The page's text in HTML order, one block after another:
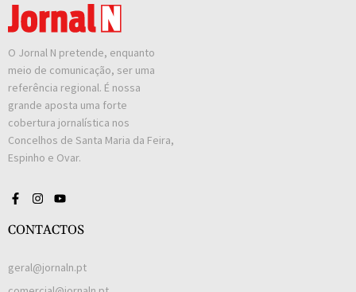
O Jornal N pretende, enquanto
meio de comunicação, ser uma
referência regional. É nossa
grande aposta uma forte
cobertura jornalística nos
Concelhos de Santa Maria da Feira,
Espinho e Ovar.
CONTACTOS
geral@jornaln.pt